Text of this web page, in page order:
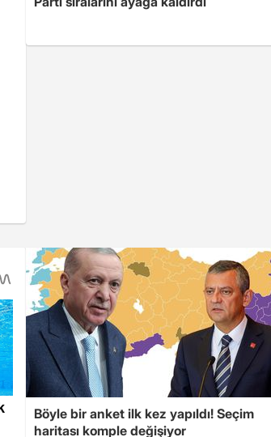
Böyle bir anket ilk kez yapıldı! Seçim
haritası komple değişiyor